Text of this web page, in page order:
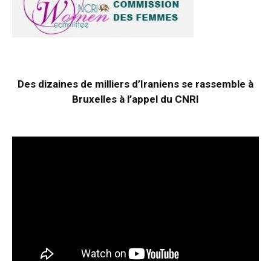
Des dizaines de milliers d’Iraniens se rassemble à
Bruxelles à l’appel du CNRI